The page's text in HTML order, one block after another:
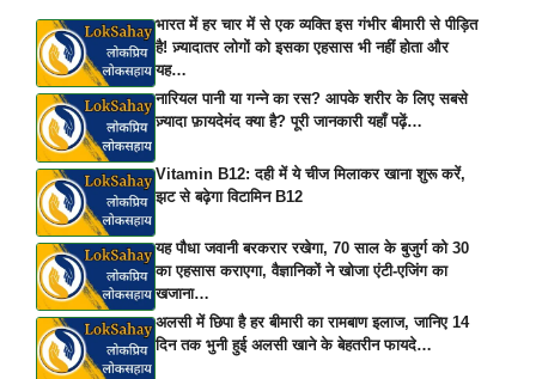
भारत में हर चार में से एक व्यक्ति इस गंभीर बीमारी से पीड़ित
है! ज़्यादातर लोगों को इसका एहसास भी नहीं होता और
यह…
नारियल पानी या गन्ने का रस? आपके शरीर के लिए सबसे
ज़्यादा फ़ायदेमंद क्या है? पूरी जानकारी यहाँ पढ़ें…
Vitamin B12: दही में ये चीज मिलाकर खाना शुरू करें,
झट से बढ़ेगा विटामिन B12
यह पौधा जवानी बरकरार रखेगा, 70 साल के बुजुर्ग को 30
का एहसास कराएगा, वैज्ञानिकों ने खोजा एंटी-एजिंग का
खजाना…
अलसी में छिपा है हर बीमारी का रामबाण इलाज, जानिए 14
दिन तक भुनी हुई अलसी खाने के बेहतरीन फायदे…